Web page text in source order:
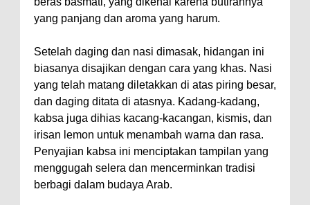
yang panjang dan aroma yang harum.
Setelah daging dan nasi dimasak, hidangan ini
biasanya disajikan dengan cara yang khas. Nasi
yang telah matang diletakkan di atas piring besar,
dan daging ditata di atasnya. Kadang-kadang,
kabsa juga dihias kacang-kacangan, kismis, dan
irisan lemon untuk menambah warna dan rasa.
Penyajian kabsa ini menciptakan tampilan yang
menggugah selera dan mencerminkan tradisi
berbagi dalam budaya Arab.